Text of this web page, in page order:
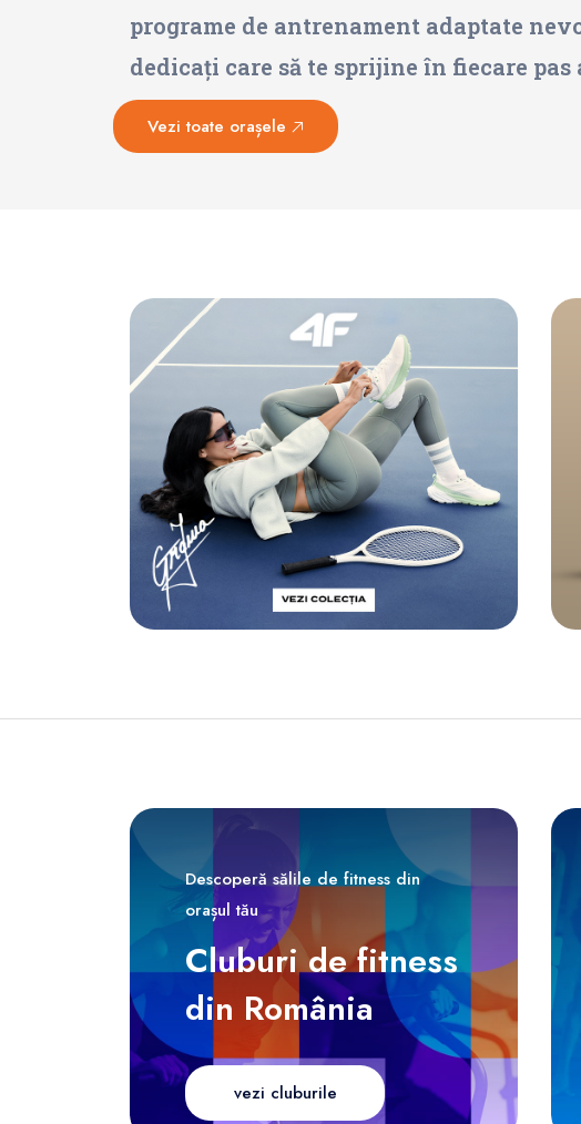
programe de antrenament adaptate
dedicați care să te sprijine în fiecare
Vezi toate orașele
Descoperă sălile de fitness din
orașul tău
Cluburi de fitness
din România
vezi cluburile